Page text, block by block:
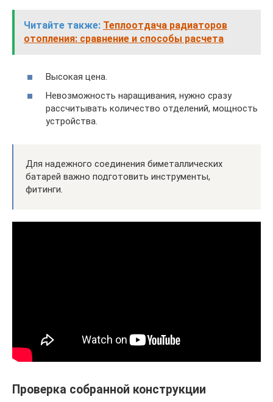
Читайте также: Теплоотдача радиаторов
отопления: сравнение и способы расчета
Высокая цена.
Невозможность наращивания, нужно сразу
рассчитывать количество отделений, мощность
устройства.
Для надежного соединения биметаллических
батарей важно подготовить инструменты,
фитинги.
Проверка собранной конструкции